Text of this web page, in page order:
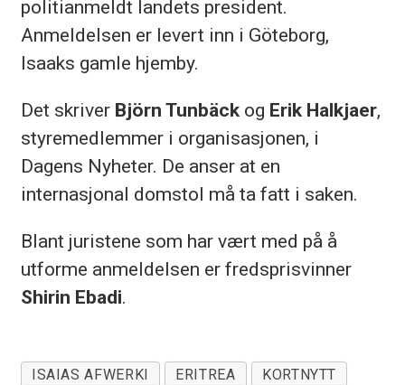
politianmeldt landets president.
Anmeldelsen er levert inn i Göteborg,
Isaaks gamle hjemby.
Det skriver Björn Tunbäckog Erik Halkjaer,
styremedlemmer i organisasjonen, i
Dagens Nyheter. De anser at en
internasjonal domstol må ta fatt i saken.
Blant juristene som har vært med på å
utforme anmeldelsen er fredsprisvinner
Shirin Ebadi.
ISAIAS AFWERKI ERITREA
KORTNYTT